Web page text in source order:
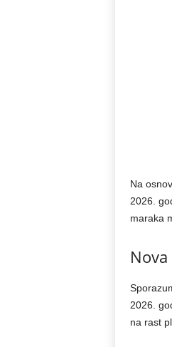
Na
2026.
maraka
2026.
na rast